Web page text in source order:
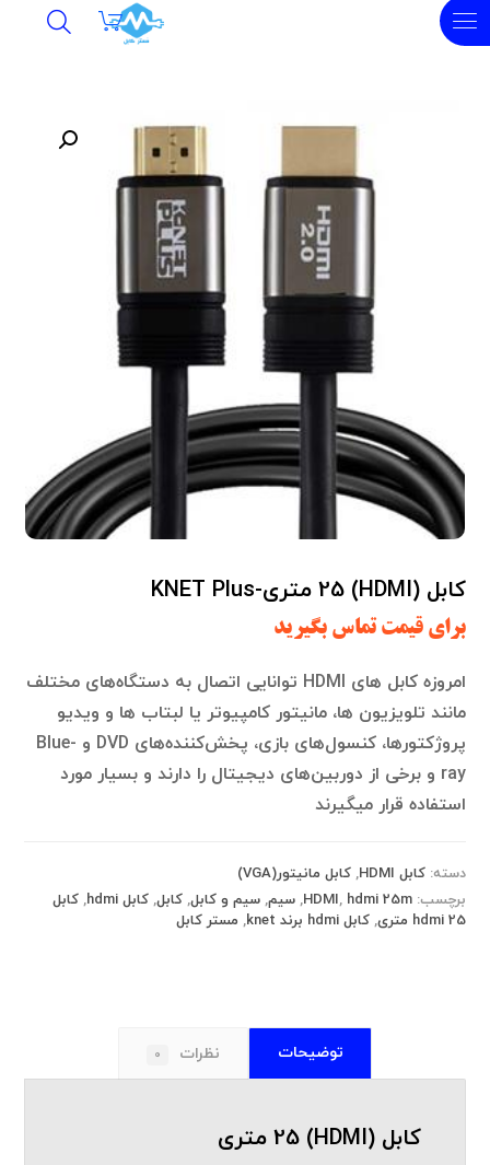
undefined
کابل (HDMI) 25 متری-KNET Plus
برای قیمت تماس بگیرید
امروزه کابل های HDMI توانایی اتصال به دستگاه‌های مختلف
مانند تلویزیون ها، مانیتور کامپیوتر یا لبتاب ها و ویدیو
پروژکتورها، کنسول‌های بازی، پخش‌کننده‌های DVD و Blue-
ray و برخی از دوربین‌های دیجیتال را دارند و بسیار مورد
استفاده قرار میگیرند
دسته:کابل HDMI ,کابل مانیتور(VGA)
برچسب:
HDMI, hdmi 25m
,سیم,سیم و کابل,کابل,کابل hdmi ,کابل
hdmi 25 متری
,کابل hdmi برند knet , مستر کابل
توضیحات نظرات 0
کابل (HDMI) 25 متری